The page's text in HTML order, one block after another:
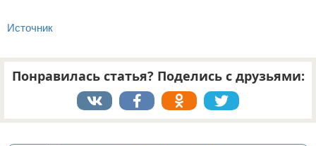
Источник
Понравилась статья? Поделись с друзьями: